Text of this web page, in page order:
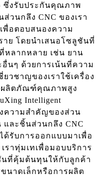
ซึ่งรับประกันคุณภาพ
วนกลึง CNC ของเรา
พื่อตอบสนองความ
าย โดยนำเสนอโซลูชันที่
หลากหลาย เช่น ยาน
นๆ ด้วยการเน้นที่ความ
วชาญของเราใช้เครื่อง
ผลิตภัณฑ์คุณภาพสูง
Intelligent
งความสำคัญของส่วน
ละชิ้นส่วนกลึง CNC
ด้รับการออกแบบมาเพื่อ
ราทุ่มเทเพื่อมอบบริการ
นที่คุ้มต้นทุนให้กับลูกค้า
นาดเล็กหรือการผลิต